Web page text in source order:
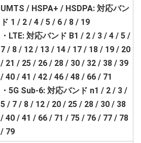
UMTS / HSPA+ / HSDPA: 対応バン
ド 1 / 2 / 4 / 5 / 6 / 8 / 19
・LTE: 対応バンド B1 / 2 / 3 / 4 / 5 /
7 / 8 / 12 / 13 / 14 / 17 / 18 / 19 / 20
/ 21 / 25 / 26 / 28 / 30 / 32 / 38 / 39
/ 40 / 41 / 42 / 46 / 48 / 66 / 71
・5G Sub-6: 対応バンド n1 / 2 / 3 /
5 / 7 / 8 / 12 / 20 / 25 / 28 / 30 / 38
/ 40 / 41 / 66 / 71 / 75 / 76 / 77 / 78
/ 79